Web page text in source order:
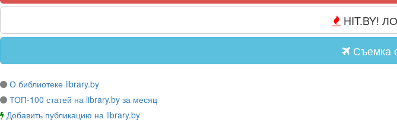
HIT.BY!
Съемка
О библиотеке library.by
ТОП-100 статей на library.by за месяц
Добавить публикацию на library.by